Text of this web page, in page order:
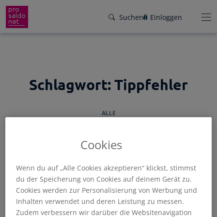
Direkt
zum
Inhalt
Mail, Telefon oder Live-Chat.
Unser Hilfeangebot
Rechnungen schreiben
Rechnungen im Handumdrehen
Branchen
Gründer-Paket
Rückenwind für den Weg in die
Selbstständigkeit: ProSaldo.net für
Effiziente Zusammenarbeit
Facebook
Instagram
LinkedIn
YouTube
Suchen Einloggen
Schlagwort:Tippfehler
ALLE
ALLGEMEINBUCHHALTUNGFAKTURIERUNG SELBSTSTÄNDIGE
STEUERNTIPPS
Cookies
Wenn du auf „Alle Cookies akzeptieren“ klickst, stimmst
du der Speicherung von Cookies auf deinem Gerät zu.
Cookies werden zur Personalisierung von Werbung und
Inhalten verwendet und deren Leistung zu messen.
Zudem verbessern wir darüber die Websitenavigation